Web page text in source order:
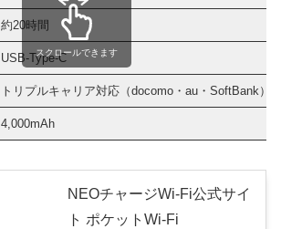
約20時間
USB-Type-C
トリプルキャリア対応（docomo・au・SoftBank）
4,000mAh
スクロールできます
NEOチャージWi-Fi公式サイ
ト ポケットWi-Fi